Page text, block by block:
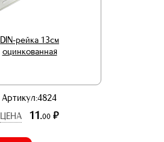
DIN-рейка 13см
оцинкованная
Артикул:4824
ЦЕНА
11.00 р.